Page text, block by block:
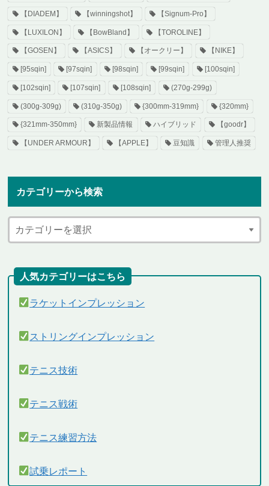
【DIADEM】 【winningshot】 【Signum-Pro】
【LUXILON】 【BowBland】 【TOROLINE】
【GOSEN】 【ASICS】 【オークリー】 【NIKE】
[95sqin] [97sqin] [98sqin] [99sqin] [100sqin]
[102sqin] [107sqin] [108sqin] (270g-299g)
(300g-309g) (310g-350g) {300mm-319mm} {320mm}
{321mm-350mm} 新製品情報 ハイブリッド 【goodr】
【UNDER ARMOUR】 【APPLE】 豆知識 管理人推奨
カテゴリーから検索
人気カテゴリーはこちら
ラケットインプレッション
ストリングインプレッション
テニス技術
テニス戦術
テニス練習方法
試乗レポート